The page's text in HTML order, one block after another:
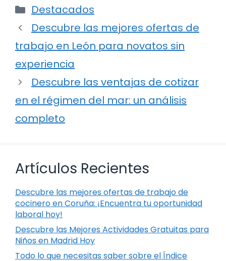
Categorías
Destacados
Descubre las mejores ofertas de
trabajo en León para novatos sin
experiencia
Descubre las ventajas de cotizar
en el régimen del mar: un análisis
completo
Artículos Recientes
Descubre las mejores ofertas de trabajo de
cocinero en Coruña: ¡Encuentra tu oportunidad
laboral hoy!
Descubre las Mejores Actividades Gratuitas para
Niños en Madrid Hoy
Todo lo que necesitas saber sobre el Índice